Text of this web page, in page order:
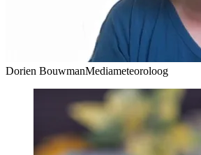
Dorien BouwmanMediameteoroloog